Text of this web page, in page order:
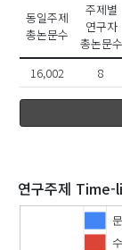
동일주제
총논문수
주제별
연구자
총논문수
16,002 8
연구주제 Time-